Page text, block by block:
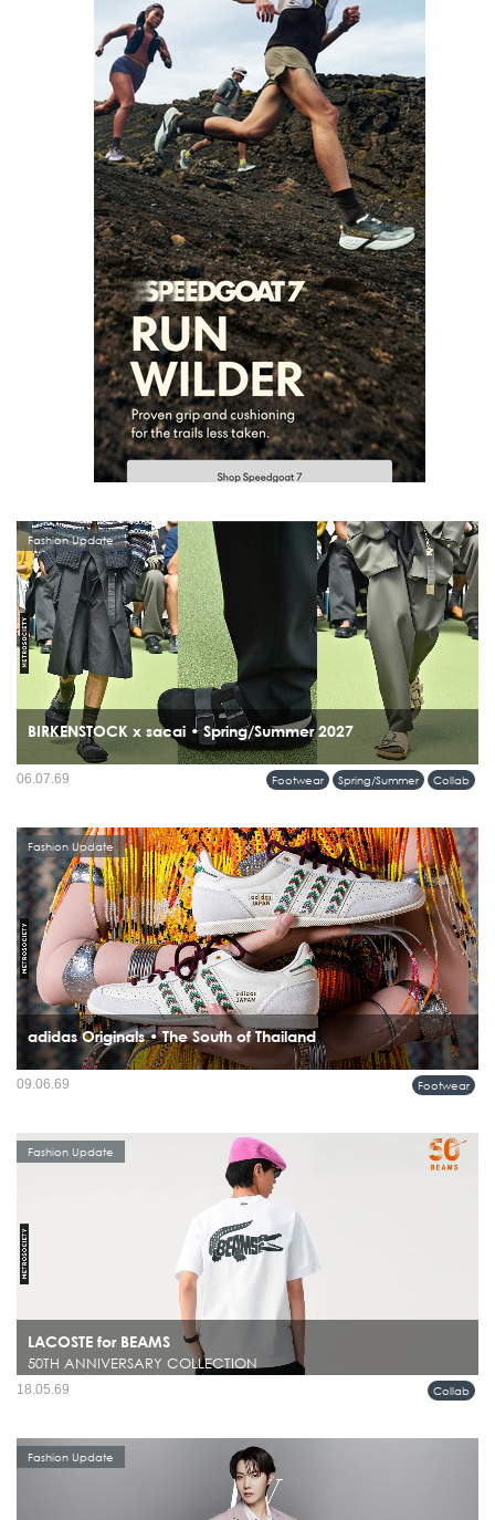
BIRKENSTOCK x sacai • Spring/Summer 2027
เปิดตัวความร่วมมือครั้งแรกบนรันเวย์ sacai Men’s Spring & Summer 2027
Collection กับคอลเลคชั่นที่นำรองเท้าระดับไอคอนของ BIRKENSTOCK มารื้อสร้าง
Fashion Update
Footwear Spring/Summer Collab
06.07.69
adidas Originals • The South of Thailand
ภาคใต้ของประเทศไทยกำลังกลายเป็นแรงบันดาลใจบทใหม่ในโลกแฟชั่น เมื่อ adidas
Fashion Update
Footwear
09.06.69
LACOSTE for BEAMS
50TH ANNIVERSARY COLLECTION
ในโลกแฟชั่นผู้ชาย มีไม่กี่แบรนด์ที่สามารถรักษาคาแรกเตอร์ของตัวเองไว้ได้ชัดเจน
Fashion Update
Collab
18.05.69
Fashion Update